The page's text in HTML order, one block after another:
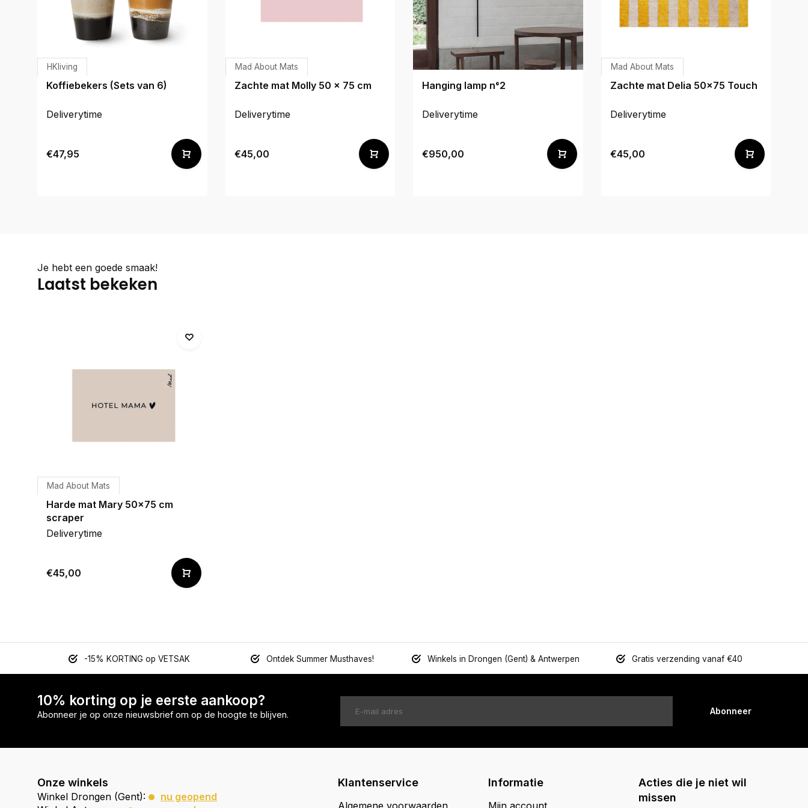
HKliving
Koffiebekers (Sets van 6)
Deliverytime
€47,95
Mad About Mats
Zachte mat Molly 50 x 75 cm
Deliverytime
€45,00
Hanging lamp n°2
Deliverytime
€950,00
Mad About Mats
Zachte mat Delia 50x75 Touch
Deliverytime
€45,00
Je hebt een goede smaak!
Laatst bekeken
Mad About Mats
Harde mat Mary 50x75 cm
scraper
Deliverytime
€45,00
-15% KORTING op VETSAK Ontdek Summer Musthaves! Winkels in Drongen (Gent) & Antwerpen Gratis verzending vanaf €40
10% korting op je eerste aankoop?
Abonneer je op onze nieuwsbrief om op de hoogte te blijven. Abonneer
Onze winkels
Winkel Drongen (Gent):
nu geopend
Klantenservice
Algemene voorwaarden
Informatie
Mijn account
Acties die je niet wil
missen